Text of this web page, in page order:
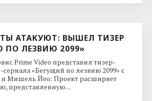
АТАКУЮТ: ВЫШЕЛ ТИЗЕР
ПО ЛЕЗВИЮ 2099»
Prime Video представил тизер-
«Бегущий по лезвию 2099» с
Мишель Йео: Проект расширяет
представленную ...